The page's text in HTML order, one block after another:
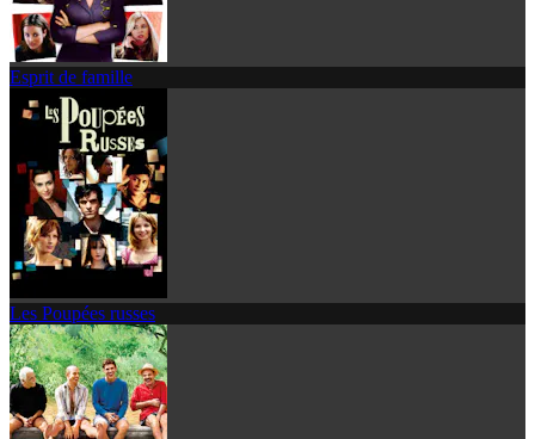
Esprit de famille
Les Poupées russes